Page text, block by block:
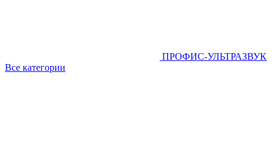
ПРОФИС-УЛЬТРАЗВУК
Все категории